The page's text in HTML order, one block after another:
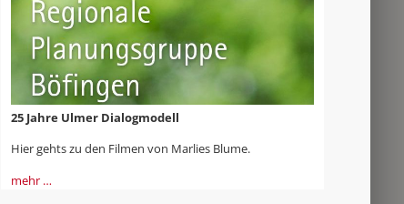
25 Jahre Ulmer Dialogmodell
Hier gehts zu den Filmen von Marlies Blume.
mehr …